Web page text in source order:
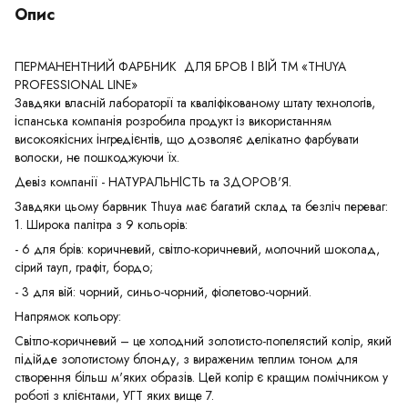
Опис
ПЕРМАНЕНТНИЙ ФАРБНИК ДЛЯ БРОВ І ВІЙ TM «THUYA
PROFESSIONAL LINE»
Завдяки власній лабораторії та кваліфікованому штату технологів,
іспанська компанія розробила продукт із використанням
високоякісних інгредієнтів, що дозволяє делікатно фарбувати
волоски, не пошкоджуючи їх.
Девіз компанії - НАТУРАЛЬНІСТЬ та ЗДОРОВ'Я.
Завдяки цьому барвник Thuya має багатий склад та безліч переваг:
1. Широка палітра з 9 кольорів:
- 6 для брів: коричневий, світло-коричневий, молочний шоколад,
сірий тауп, графіт, бордо;
- 3 для вій: чорний, синьо-чорний, фіолетово-чорний.
Напрямок кольору:
Світло-коричневий – це холодний золотисто-попелястий колір, який
підійде золотистому блонду, з вираженим теплим тоном для
створення більш м'яких образів. Цей колір є кращим помічником у
роботі з клієнтами, УГТ яких вище 7.